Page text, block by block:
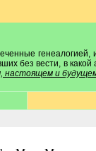
генеалогией,
без вести, в
настоящем и